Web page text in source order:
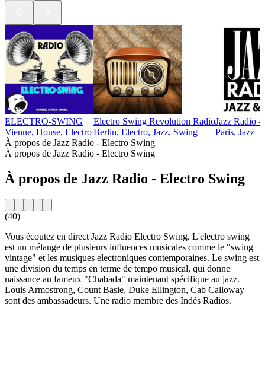
ELECTRO-SWING
Vienne, House, Electro
Electro Swing Revolution Radio
Berlin, Electro, Jazz, Swing
Jazz Radio -
Paris, Jazz
À propos de Jazz Radio - Electro Swing
À propos de Jazz Radio - Electro Swing
À propos de Jazz Radio - Electro Swing
(40)
Vous écoutez en direct Jazz Radio Electro Swing. L'electro swing
est un mélange de plusieurs influences musicales comme le "swing
vintage" et les musiques electroniques contemporaines. Le swing est
une division du temps en terme de tempo musical, qui donne
naissance au fameux "Chabada" maintenant spécifique au jazz.
Louis Armostrong, Count Basie, Duke Ellington, Cab Calloway
sont des ambassadeurs. Une radio membre des Indés Radios.